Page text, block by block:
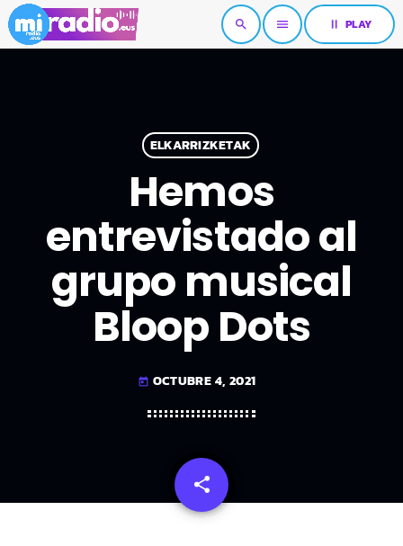
search menu pause PLAY
ELKARRIZKETAK
Hemos
entrevistado al
grupo musical
Bloop Dots
today OCTUBRE 4, 2021
share
email